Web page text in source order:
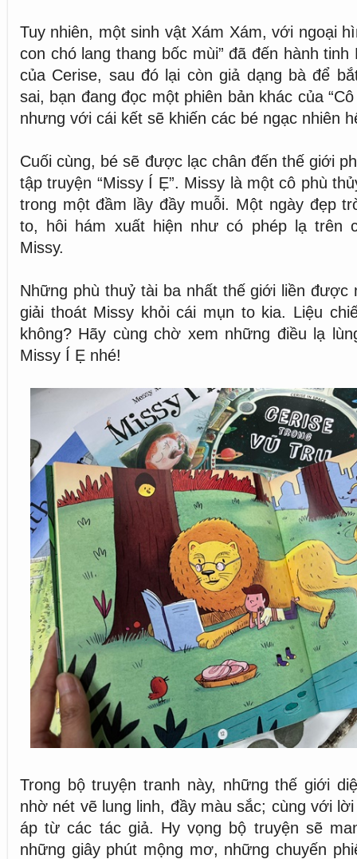
Tuy nhiên, một sinh vật Xám Xám, với ngoại
con chó lang thang bốc mùi” đã đến hành
của Cerise, sau đó lại còn giả dạng bà để
sai, bạn đang đọc một phiên bản khác của
nhưng với cái kết sẽ khiến các bé ngạc nhiên
Cuối cùng, bé sẽ được lạc chân đến thế giới
tập truyện “Missy Í Ẹ”. Missy là một cô phù
trong một đầm lầy đầy muỗi. Một ngày đẹp
to, hôi hám xuất hiện như có phép lạ trên
Missy.
Những phù thuỷ tài ba nhất thế giới liền được
giải thoát Missy khỏi cái mụn to kia. Liệu
không? Hãy cùng chờ xem những điều lạ
Missy Í Ẹ nhé!
Trong bộ truyện tranh này, những thế giới
nhờ nét vẽ lung linh, đầy màu sắc; cùng với
áp từ các tác giả. Hy vọng bộ truyện sẽ
những giây phút mộng mơ, những chuyến